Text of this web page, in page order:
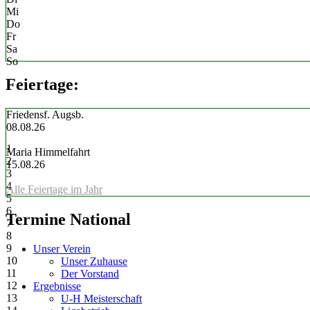
Mi
Do
Fr
Sa
So
1
2
3
4
5
6
7
8
9
10
11
12
13
Feiertage:
Friedensf. Augsb.
08.08.26
Maria Himmelfahrt
15.08.26
Alle Feiertage im Jahr
Termine National
Unser Verein
Unser Zuhause
Der Vorstand
Ergebnisse
U-H Meisterschaft